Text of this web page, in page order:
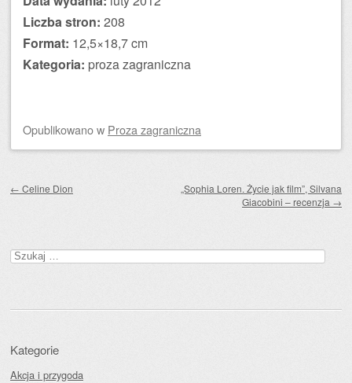
Liczba stron: 208
Format: 12,5×18,7 cm
Kategoria: proza zagraniczna
Opublikowanow Proza zagraniczna
← Celine Dion
„Sophia Loren. Życie jak film”, Silvana
Giacobini – recenzja →
Szukaj:
Kategorie
Akcja i przygoda